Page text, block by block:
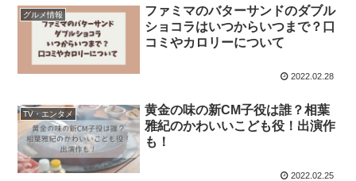
グルメ情報
ファミマのバターサンドのダブル
ショコラはいつからいつまで？口
コミやカロリーについて
2022.02.28
TV・エンタメ
黄金の味の新CM子役は誰？相葉
雅紀のかわいいこども役！出演作
も！
2022.02.25